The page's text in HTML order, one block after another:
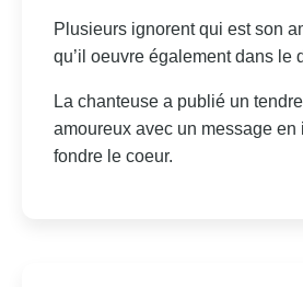
Plusieurs ignorent qui est son
qu’il oeuvre également dans le
La chanteuse a publié un
amoureux avec un message en
fondre le coeur.